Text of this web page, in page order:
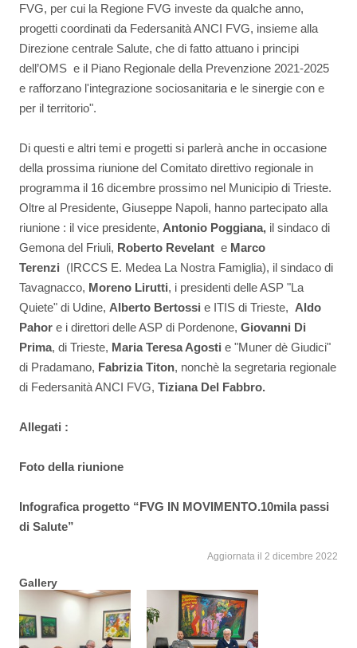
FVG, per cui la Regione FVG investe da qualche anno,
progetti coordinati da Federsanità ANCI FVG, insieme alla
Direzione centrale Salute, che di fatto attuano i principi
dell’OMS e il Piano Regionale della Prevenzione 2021-2025
e rafforzano l'integrazione sociosanitaria e le sinergie con e
per il territorio".
Di questi e altri temi e progetti si parlerà anche in occasione
della prossima riunione del Comitato direttivo regionale in
programma il 16 dicembre prossimo nel Municipio di Trieste.
Oltre al Presidente, Giuseppe Napoli, hanno partecipato alla
riunione : il vice presidente, Antonio Poggiana, il sindaco di
Gemona del Friuli, Roberto Revelant e Marco
Terenzi (IRCCS E. Medea La Nostra Famiglia), il sindaco di
Tavagnacco, Moreno Lirutti, i presidenti delle ASP "La
Quiete" di Udine, Alberto Bertossi e ITIS di Trieste, Aldo
Pahor e i direttori delle ASP di Pordenone, Giovanni Di
Prima, di Trieste, Maria Teresa Agosti e "Muner dè Giudici"
di Pradamano, Fabrizia Titon, nonchè la segretaria regionale
di Federsanità ANCI FVG, Tiziana Del Fabbro.
Allegati :
Foto della riunione
Infografica progetto “FVG IN MOVIMENTO.10mila passi
di Salute”
Aggiornata il 2 dicembre 2022
Gallery